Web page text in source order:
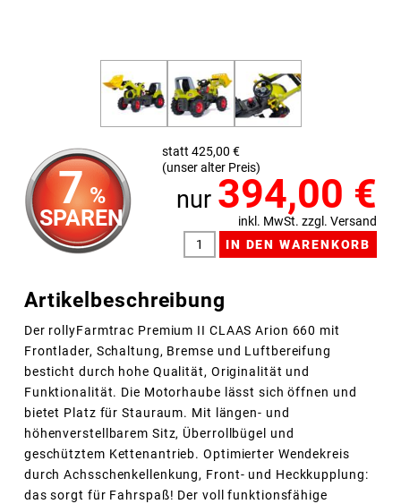
7%
SPAREN
statt 425,00 €
(unser alter Preis)
nur 394,00 €
inkl. MwSt. zzgl. Versand
Artikelbeschreibung
Der rollyFarmtrac Premium II CLAAS Arion 660 mit
Frontlader, Schaltung, Bremse und Luftbereifung
besticht durch hohe Qualität, Originalität und
Funktionalität. Die Motorhaube lässt sich öffnen und
bietet Platz für Stauraum. Mit längen- und
höhenverstellbarem Sitz, Überrollbügel und
geschütztem Kettenantrieb. Optimierter Wendekreis
durch Achsschenkellenkung, Front- und Heckkupplung:
das sorgt für Fahrspaß! Der voll funktionsfähige